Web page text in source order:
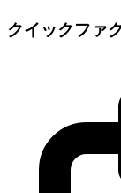
クイックファ